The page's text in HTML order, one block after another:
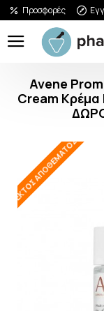
Προσφορές
Avene
Cream
ΕΚΤΌΣ ΑΠΟΘΈΜΑΤΟΣ